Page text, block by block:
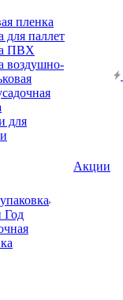
пленка
для паллет
ПВХ
воздушно-
для
Год
Акции